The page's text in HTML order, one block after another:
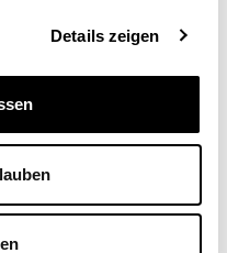
Details zeigen
informelle
sich die